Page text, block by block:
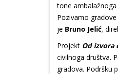
tone
Pozivamo
je Bruno Jelić,
Projekt Od izvora
civilnoga društva.
gradova. Podršku